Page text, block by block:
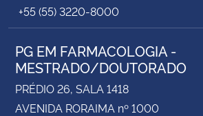
+55 (55) 3220-8000
PG EM FARMACOLOGIA -
MESTRADO/DOUTORADO
PRÉDIO 26, SALA 1418
AVENIDA RORAIMA nº 1000